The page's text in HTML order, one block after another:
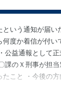
という通知が届い
度か着信が付い
公益通報として
課のＸ刑事が担
こと ・今後の方